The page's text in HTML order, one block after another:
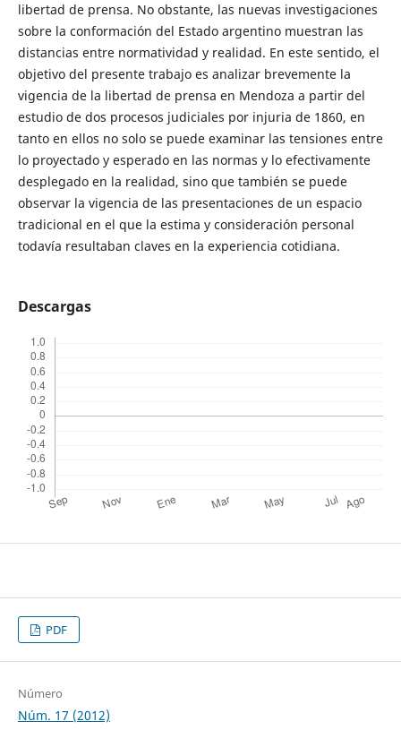
libertad de prensa. No obstante, las nuevas investigaciones
sobre la conformación del Estado argentino muestran las
distancias entre normatividad y realidad. En este sentido, el
objetivo del presente trabajo es analizar brevemente la
vigencia de la libertad de prensa en Mendoza a partir del
estudio de dos procesos judiciales por injuria de 1860, en
tanto en ellos no solo se puede examinar las tensiones entre
lo proyectado y esperado en las normas y lo efectivamente
desplegado en la realidad, sino que también se puede
observar la vigencia de las presentaciones de un espacio
tradicional en el que la estima y consideración personal
todavía resultaban claves en la experiencia cotidiana.
Descargas
PDF
Número
Núm. 17 (2012)